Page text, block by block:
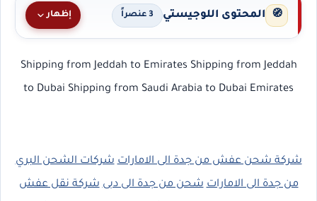
🧭 المحتوى اللوجيستي 3 عنصراً إظهار
Shipping from Jeddah to Emirates Shipping from Jeddah
to Dubai Shipping from Saudi Arabia to Dubai Emirates
شركة شحن عفش من جدة الى الامارات شركات الشحن البري
من جدة الى الامارات شحن من جدة الى دبى شركة نقل عفش